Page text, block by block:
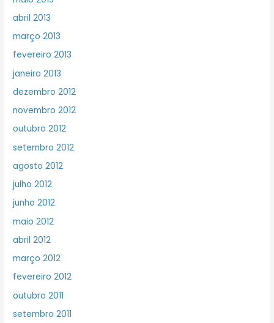
abril 2013
março 2013
fevereiro 2013
janeiro 2013
dezembro 2012
novembro 2012
outubro 2012
setembro 2012
agosto 2012
julho 2012
junho 2012
maio 2012
abril 2012
março 2012
fevereiro 2012
outubro 2011
setembro 2011